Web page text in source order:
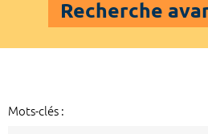
Recherche
Mots-clés :